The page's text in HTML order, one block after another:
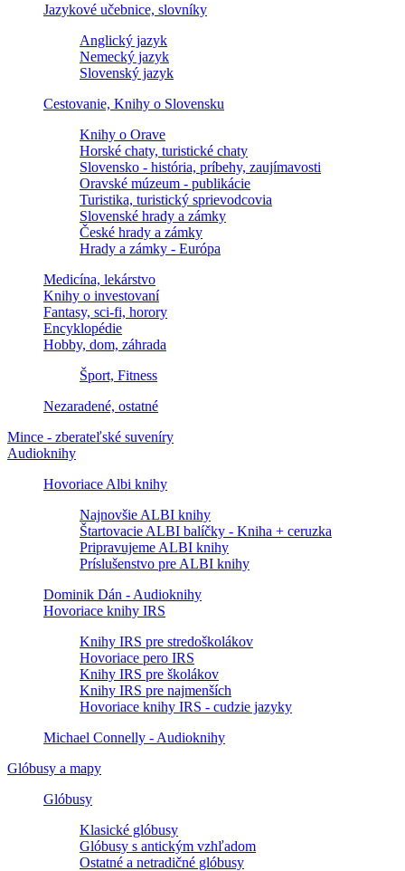
Jazykové učebnice, slovníky
Anglický jazyk
Nemecký jazyk
Slovenský jazyk
Cestovanie, Knihy o Slovensku
Knihy o Orave
Horské chaty, turistické chaty
Slovensko - história, príbehy, zaujímavosti
Oravské múzeum - publikácie
Turistika, turistický sprievodcovia
Slovenské hrady a zámky
České hrady a zámky
Hrady a zámky - Európa
Medicína, lekárstvo
Knihy o investovaní
Fantasy, sci-fi, horory
Encyklopédie
Hobby, dom, záhrada
Šport, Fitness
Nezaradené, ostatné
Mince - zberateľské suveníry
Audioknihy
Hovoriace Albi knihy
Najnovšie ALBI knihy
Štartovacie ALBI balíčky - Kniha + ceruzka
Pripravujeme ALBI knihy
Príslušenstvo pre ALBI knihy
Dominik Dán - Audioknihy
Hovoriace knihy IRS
Knihy IRS pre stredoškolákov
Hovoriace pero IRS
Knihy IRS pre školákov
Knihy IRS pre najmenších
Hovoriace knihy IRS - cudzie jazyky
Michael Connelly - Audioknihy
Glóbusy a mapy
Glóbusy
Klasické glóbusy
Glóbusy s antickým vzhľadom
Ostatné a netradičné glóbusy